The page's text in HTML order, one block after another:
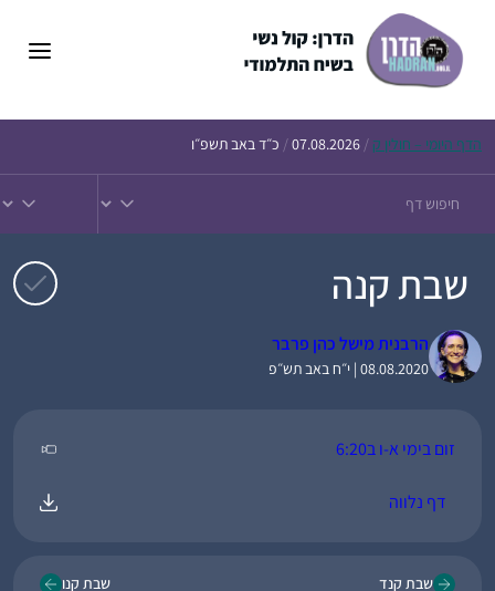
הדף היומי – חולין ק /
07.08.2026
/ כ״ד באב תשפ״ו
שבת קנה
הרבנית מישל כהן פרבר
08.08.2020 | י״ח באב תש״פ
זום בימי א-ו ב6:20
דף נלווה
שבת קנד שבת קנו